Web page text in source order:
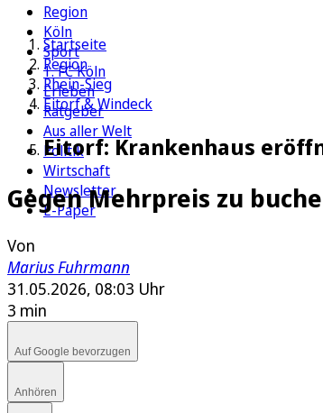
Region
Köln
Sport
1. FC Köln
Erleben
Ratgeber
Aus aller Welt
Politik
Wirtschaft
Newsletter
E-Paper
Startseite
Region
Rhein-Sieg
Eitorf & Windeck
Eitorf: Krankenhaus
Gegen Mehrpreis zu
Von
Marius Fuhrmann
31.05.2026, 08:03 Uhr
3 min
Auf Google bevorzugen
Anhören